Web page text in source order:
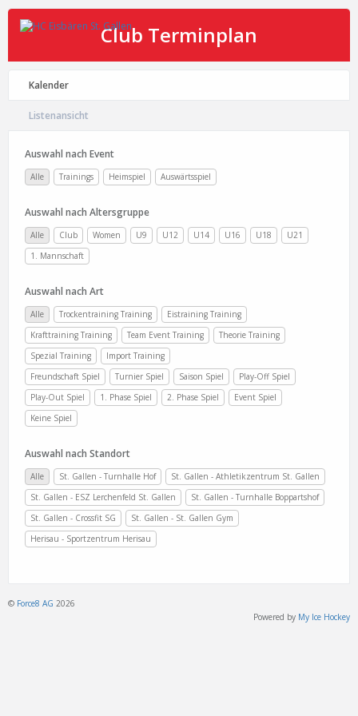
Club Terminplan
Kalender
Listenansicht
Auswahl nach Event
Alle Trainings Heimspiel Auswärtsspiel
Auswahl nach Altersgruppe
Alle Club Women U9 U12 U14 U16 U18
U21
1. Mannschaft
Auswahl nach Art
Alle Trockentraining Training
Eistraining Training
Krafttraining Training
Team Event Training
Theorie Training
Spezial Training
Import Training
Freundschaft Spiel
Turnier Spiel Saison Spiel
Play-Off Spiel
Play-Out Spiel
1. Phase Spiel 2. Phase Spiel
Event Spiel
Keine Spiel
Auswahl nach Standort
Alle St. Gallen - Turnhalle Hof
St. Gallen - Athletikzentrum St. Gallen
St. Gallen - ESZ Lerchenfeld St. Gallen
St. Gallen - Turnhalle Boppartshof
St. Gallen - Crossfit SG
St. Gallen - St. Gallen Gym
Herisau - Sportzentrum Herisau
© Force8 AG 2026
Powered by My Ice Hockey